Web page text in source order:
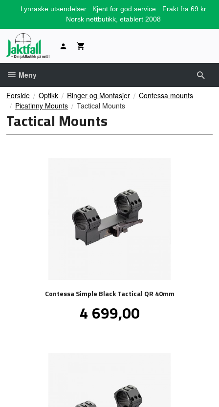
Lynraske utsendelser Kjent for god service
Frakt fra 69 kr
Norsk nettbutikk, etablert 2008
Meny
Forside Optikk Ringer og Montasjer
Contessa mounts
Picatinny Mounts
Tactical Mounts
Tactical Mounts
Contessa Simple Black Tactical QR 40mm
Pris
4 699,00mva.